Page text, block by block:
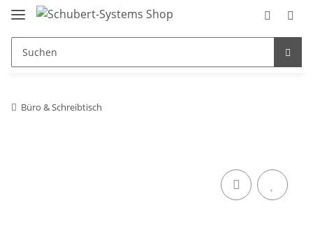
Büro & Schreibtisch